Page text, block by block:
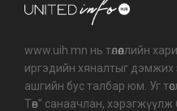
www.uih.mn нь төлөөллийн
иргэдийн хяналтыг дэмжих
ашгийн бус талбар юм. Уг
Төв" санаачлан, хэрэгжүүлж